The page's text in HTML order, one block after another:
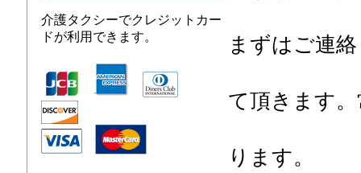
まずはご連
て頂きます
ります。
介護タクシーでクレジットカー
ドが利用できます。